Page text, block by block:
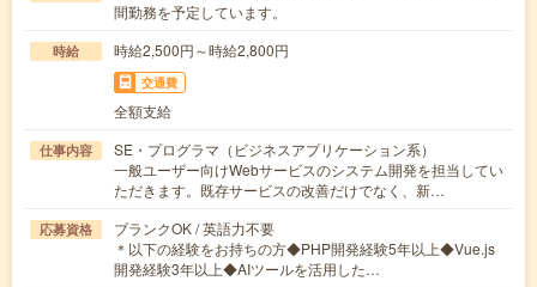
間勤務を予定しています。
時給 時給2,500円～時給2,800円
交通費
全額支給
仕事内容
SE・プログラマ（ビジネスアプリケーション系）
一般ユーザー向けWebサービスのシステム開発を担当してい
ただきます。既存サービスの改善だけでなく、新…
応募資格
ブランクOK / 英語力不要
＊以下の経験をお持ちの方◆PHP開発経験5年以上◆Vue.js
開発経験3年以上◆AIツールを活用した…